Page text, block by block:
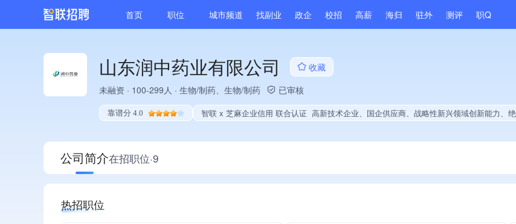
首页 职位 城市频道 找副业 政企 校招 高薪 海归 驻外 测评 职Q
山东润中药业有限公司
收藏
未融资 · 100-299人 · 生物/制药、生物/制药 已审核
靠谱分 4.0 智联 x 芝麻企业信用 联合认证 高新技术企业、国企供应商、战略性新兴领域创新能力、绝对控股1家公司、薪资水平全省同行前20%、A级纳税人、多产业布局、拥有节能环保技术、拥有自主品牌、拥有发明专利、专利授权量同领域前30%、
公司简介在招职位·9
热招职位